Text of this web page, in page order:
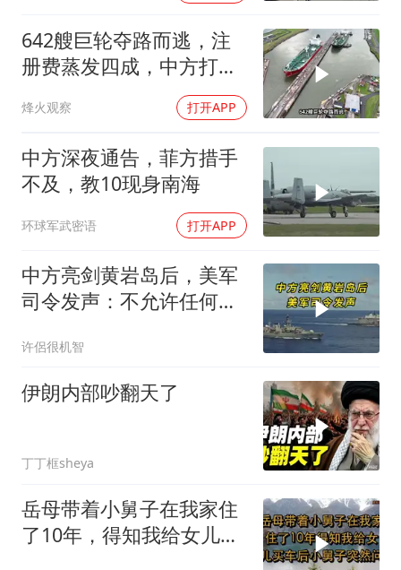
642艘巨轮夺路而逃，注
册费蒸发四成，中方打到
烽火观察 打开APP
中方深夜通告，菲方措手
不及，教10现身南海
环球军武密语 打开APP
中方亮剑黄岩岛后，美军
司令发声：不允许任何国
许侶很机智
伊朗内部吵翻天了
丁丁框sheya
岳母带着小舅子在我家住
了10年，得知我给女儿买